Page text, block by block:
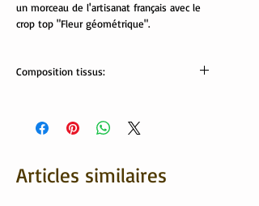
un morceau de l'artisanat français avec le
crop top "Fleur géométrique".
Composition tissus:
Lavable en machine à 30/40 °
Articles similaires